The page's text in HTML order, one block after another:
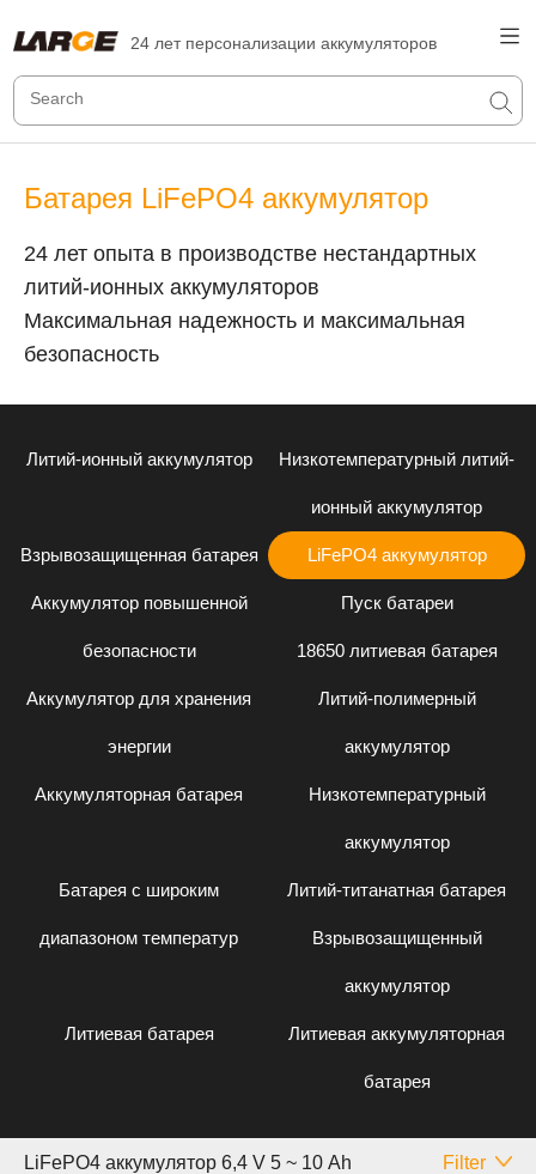
24 лет персонализации аккумуляторов
Батарея LiFePO4 аккумулятор
24 лет опыта в производстве нестандартных
литий-ионных аккумуляторов
Максимальная надежность и максимальная
безопасность
Литий-ионный аккумулятор Низкотемпературный литий-
ионный аккумулятор
Взрывозащищенная батарея LiFePO4 аккумулятор
Аккумулятор повышенной
безопасности
Пуск батареи
18650 литиевая батарея
Аккумулятор для хранения
энергии
Литий-полимерный
аккумулятор
Аккумуляторная батарея Низкотемпературный
аккумулятор
Батарея с широким
диапазоном температур
Литий-титанатная батарея
Взрывозащищенный
аккумулятор
Литиевая батарея Литиевая аккумуляторная
батарея
LiFePO4 аккумулятор 6,4 V 5 ~ 10 Аh Filter